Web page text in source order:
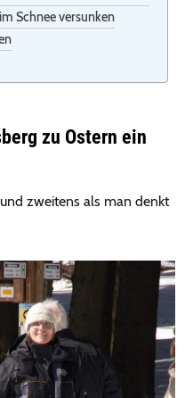
Schnee versunken
zu Ostern ein
zweitens als man denkt